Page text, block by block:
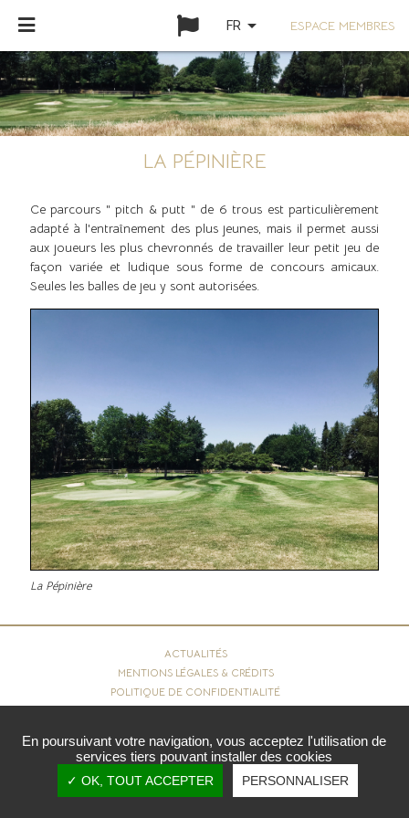
ESPACE MEMBRES
FR arrow_drop_down
LA PÉPINIÈRE
Ce parcours " pitch & putt " de 6 trous est particulièrement
adapté à l'entraînement des plus jeunes, mais il permet aussi
aux joueurs les plus chevronnés de travailler leur petit jeu de
façon variée et ludique sous forme de concours amicaux.
Seules les balles de jeu y sont autorisées.
La Pépinière
ACTUALITÉS
MENTIONS LÉGALES & CRÉDITS
POLITIQUE DE CONFIDENTIALITÉ
Copyright © 2026 - Royal Waterloo Golf Club. Tous droits
réservés.
En poursuivant votre navigation, vous acceptez l'utilisation de
services tiers pouvant installer des cookies
✓ OK, TOUT ACCEPTER PERSONNALISER